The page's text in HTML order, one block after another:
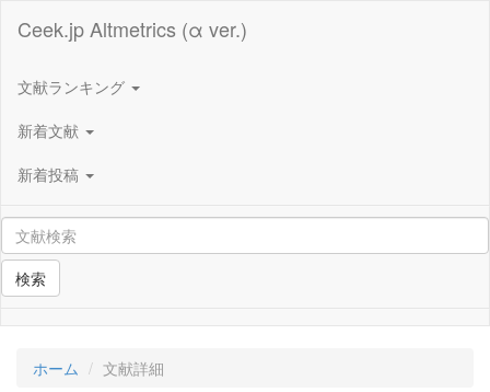
Ceek.jp Altmetrics (α ver.)
文献ランキング
新着文献
新着投稿
検索
ホーム 文献詳細